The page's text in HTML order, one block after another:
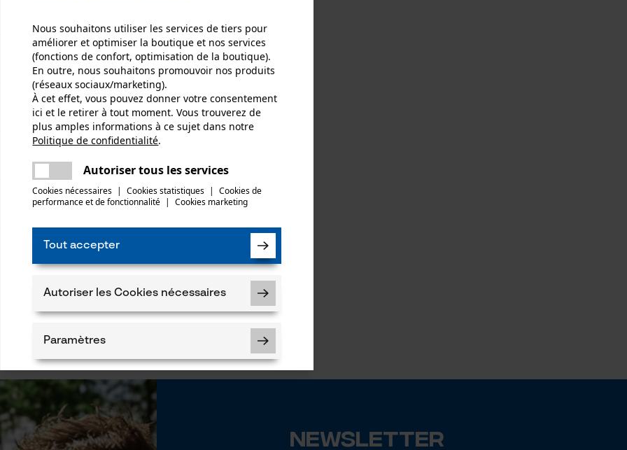
ce qui améliore la lubrification du guide et de la
peut être remplacée dans son entier
Groupe dâge
adulte
Nombre déléments propulseurs
105
Secteur
sylviculture, villes et communes, jardinage et
Contenu de la livraison
Revêtement de surface
Surface vernie
le produit ou si vous constatez des défauts,
Recommander ce produit
Newsletter
Nous souhaitons utiliser les services de tiers pour
améliorer et optimiser la boutique et nos services
(fonctions de confort, optimisation de la boutique).
En outre, nous souhaitons promouvoir nos produits
(réseaux sociaux/marketing).
À cet effet, vous pouvez donner votre consentement
ici et le retirer à tout moment. Vous trouverez de
plus amples informations à ce sujet dans notre
Politique de confidentialité.
Autoriser tous les services
Cookies nécessaires | Cookies statistiques |
Cookies de
performance et de fonctionnalité | Cookies marketing
Tout accepter
Autoriser les Cookies nécessaires
Paramètres
Cookies nécessaires
Une erreur s'est produite. Veuillez essayer
encore.
partager